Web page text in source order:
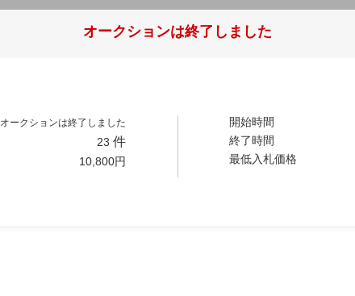
オークションは終了しました
オークションは終了しました
23 件
10,800円
開始時間
終了時間
最低入札価格